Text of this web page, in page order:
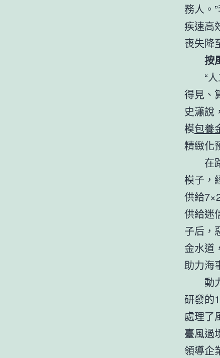
務人。
疾速高
喪失降
按
“
得見、
史瀟說
模包養
精緻化
在
模子，
供給
供給迷
子后，
金水道
助力海
動
研發的
處理了
臺風過
領導企